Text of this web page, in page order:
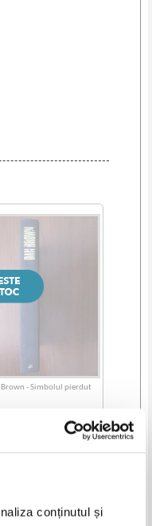
conținutul și
Brown - Simbolul pierdut